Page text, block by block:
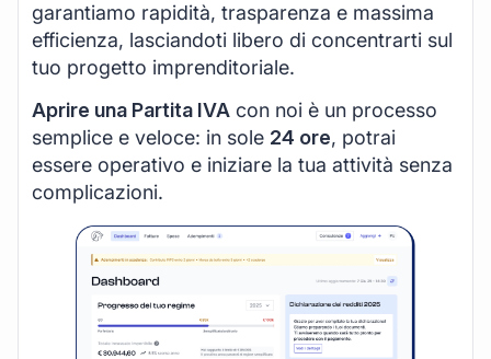
garantiamo rapidità, trasparenza e massima
efficienza, lasciandoti libero di concentrarti sul
tuo progetto imprenditoriale.
Aprire una Partita IVA con noi è un processo
semplice e veloce: in sole 24 ore, potrai
essere operativo e iniziare la tua attività senza
complicazioni.